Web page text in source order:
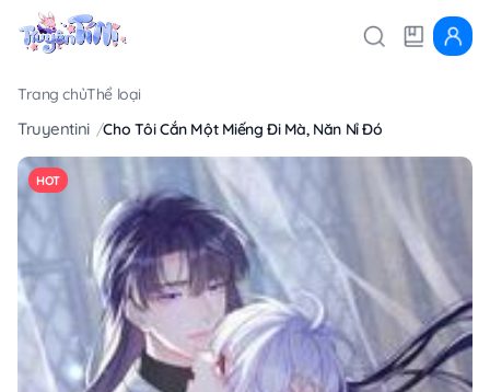
Trang chủThể loại
Truyentini Cho Tôi Cắn Một Miếng Đi Mà, Năn Nỉ Đó
HOT